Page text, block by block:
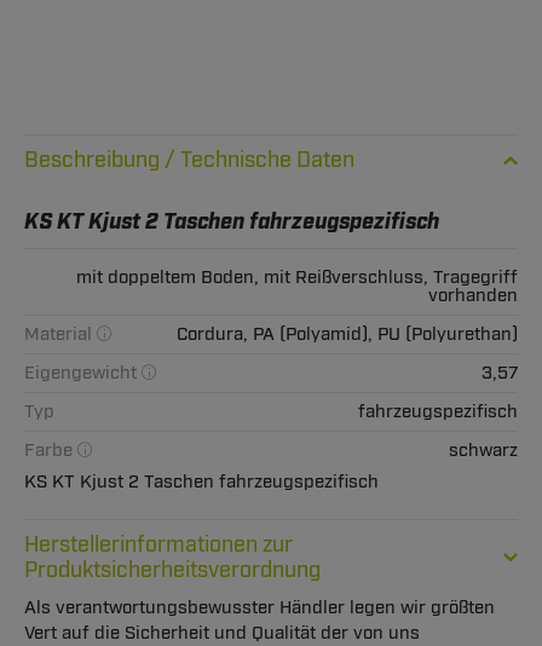
Technische Daten
KS KT Kjust 2 Taschen fahrzeugspezifisch
mit doppeltem Boden, mit Reißverschluss, Tragegriff
vorhanden
Material
Cordura, PA (Polyamid), PU (Polyurethan)
Eigengewicht
3,57
Typ
fahrzeugspezifisch
Farbe
schwarz
KS KT Kjust 2 Taschen fahrzeugspezifisch
Herstellerinformationen zur
Produktsicherheitsverordnung
Als verantwortungsbewusster Händler legen wir größten
Vert auf die Sicherheit und Qualität der von uns